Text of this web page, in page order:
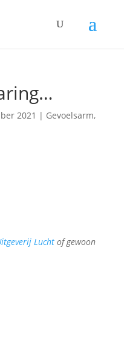
2021 | Gevoelsarm,
Luchtof gewoon